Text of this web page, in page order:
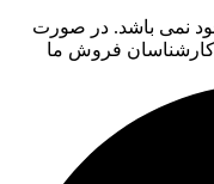
نمی باشد. در صورت
فروش ما